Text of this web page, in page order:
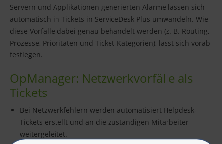
Servern und Applikationen generierten Alarme lassen sich
automatisch in Tickets in ServiceDesk Plus umwandeln. Wie
diese Vorfälle dabei genau behandelt werden (z. B. Routing,
Prozesse, Prioritäten und Ticket-Kategorien), lässt sich vorab
festlegen.
OpManager: Netzwerkvorfälle als
Tickets
Bei Netzwerkfehlern werden automatisiert Helpdesk-
Tickets erstellt und an die zuständigen Mitarbeiter
weitergeleitet.